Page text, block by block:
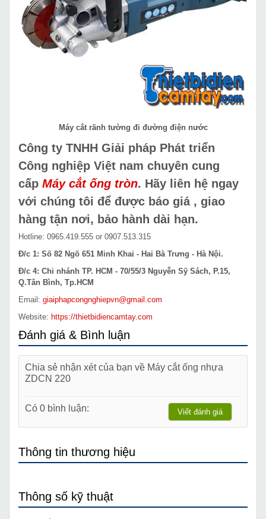
Máy cắt rãnh tường đi đường điện nước
Công ty TNHH Giải pháp Phát triển
Công nghiệp Việt nam chuyên cung
cấp Máy cắt ống tròn. Hãy liên hệ ngay
với chúng tôi để được báo giá , giao
hàng tận nơi, bảo hành dài hạn.
Hotline: 0965.419.555 or 0907.513.315
Đ/c 1: Số 82 Ngõ 651 Minh Khai - Hai Bà Trưng - Hà Nội.
Đ/c 4: Chi nhánh TP. HCM - 70/55/3 Nguyễn Sỹ Sách, P.15,
Q.Tân Bình, Tp.HCM
Email: giaiphapcongnghiepvn@gmail.com
Website: https://thietbidiencamtay.com
Đánh giá & Bình luận
Chia sẻ nhận xét của bạn về Máy cắt ống nhựa
ZDCN 220
Có 0 bình luận: Viết đánh giá
Thông tin thương hiệu
Thông số kỹ thuật